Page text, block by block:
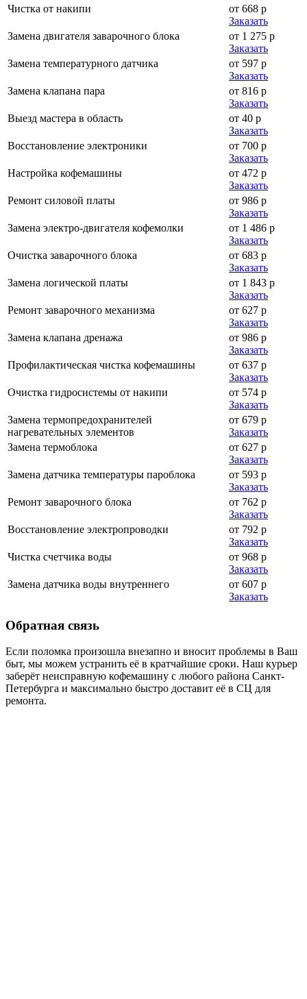
Чистка от накипи
от 668 р
Заказать
Замена двигателя заварочного блока
от 1 275 р
Заказать
Замена температурного датчика
от 597 р
Заказать
Замена клапана пара
от 816 р
Заказать
Выезд мастера в область
от 40 р
Заказать
Восстановление электроники
от 700 р
Заказать
Настройка кофемашины
от 472 р
Заказать
Ремонт силовой платы
от 986 р
Заказать
Замена электро-двигателя кофемолки
от 1 486 р
Заказать
Очистка заварочного блока
от 683 р
Заказать
Замена логической платы
от 1 843 р
Заказать
Ремонт заварочного механизма
от 627 р
Заказать
Замена клапана дренажа
от 986 р
Заказать
Профилактическая чистка кофемашины
от 637 р
Заказать
Очистка гидросистемы от накипи
от 574 р
Заказать
Замена термопредохранителей
нагревательных элементов
от 679 р
Заказать
Замена термоблока
от 627 р
Заказать
Замена датчика температуры пароблока
от 593 р
Заказать
Ремонт заварочного блока
от 762 р
Заказать
Восстановление электропроводки
от 792 р
Заказать
Чистка счетчика воды
от 968 р
Заказать
Замена датчика воды внутреннего
от 607 р
Заказать
Обратная связь
Если поломка произошла внезапно и вносит проблемы в Ваш
быт, мы можем устранить её в кратчайшие сроки. Наш курьер
заберёт неисправную кофемашину с любого района Санкт-
Петербурга и максимально быстро доставит её в СЦ для
ремонта.